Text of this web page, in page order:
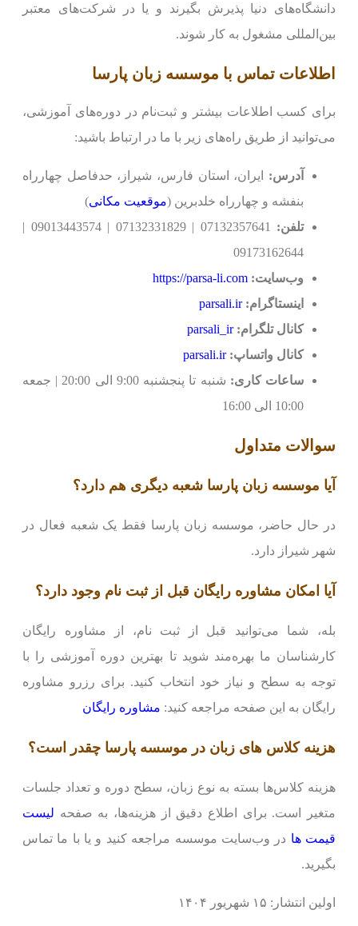
دانشگاه‌های دنیا پذیرش بگیرند و یا در شرکت‌های معتبر
بین‌المللی مشغول به کار شوند.
اطلاعات تماس با موسسه زبان پارسا
برای کسب اطلاعات بیشتر و ثبت‌نام در دوره‌های آموزشی،
می‌توانید از طریق راه‌های زیر با ما در ارتباط باشید:
آدرس: ایران، استان فارس، شیراز، حدفاصل چهارراه
بنفشه و چهارراه خلدبرین (موقعیت مکانی)
تلفن:
07132357641 | 07132331829 | 09013443574 |
09173162644
وب‌سایت: https://parsa-li.com
اینستاگرام: parsali.ir
کانال تلگرام: parsali_ir
کانال واتساپ: parsali.ir
ساعات کاری:
شنبه تا پنجشنبه 9:00 الی 20:00 | جمعه
10:00 الی 16:00
سوالات متداول
آیا موسسه زبان پارسا شعبه دیگری هم دارد؟
در حال حاضر، موسسه زبان پارسا فقط یک شعبه فعال در
شهر شیراز دارد.
آیا امکان مشاوره رایگان قبل از ثبت نام وجود دارد؟
بله، شما می‌توانید قبل از ثبت نام، از مشاوره رایگان
کارشناسان ما بهره‌مند شوید تا بهترین دوره آموزشی را با
توجه به سطح و نیاز خود انتخاب کنید. برای رزرو مشاوره
رایگان به این صفحه مراجعه کنید: مشاوره رایگان
هزینه کلاس های زبان در موسسه پارسا چقدر است؟
هزینه کلاس‌ها بسته به نوع زبان، سطح دوره و تعداد جلسات
متغیر است. برای اطلاع دقیق از هزینه‌ها، به صفحه لیست
قیمت ها در وب‌سایت موسسه مراجعه کنید و یا با ما تماس
بگیرید.
اولین انتشار: ۱۵ شهریور ۱۴۰۴